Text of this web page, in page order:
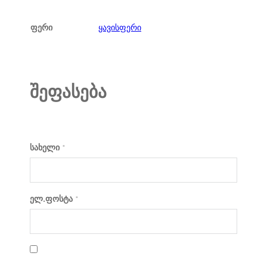
ფერი ყავისფერი
შეფასება
სახელი *
ელ.ფოსტა *